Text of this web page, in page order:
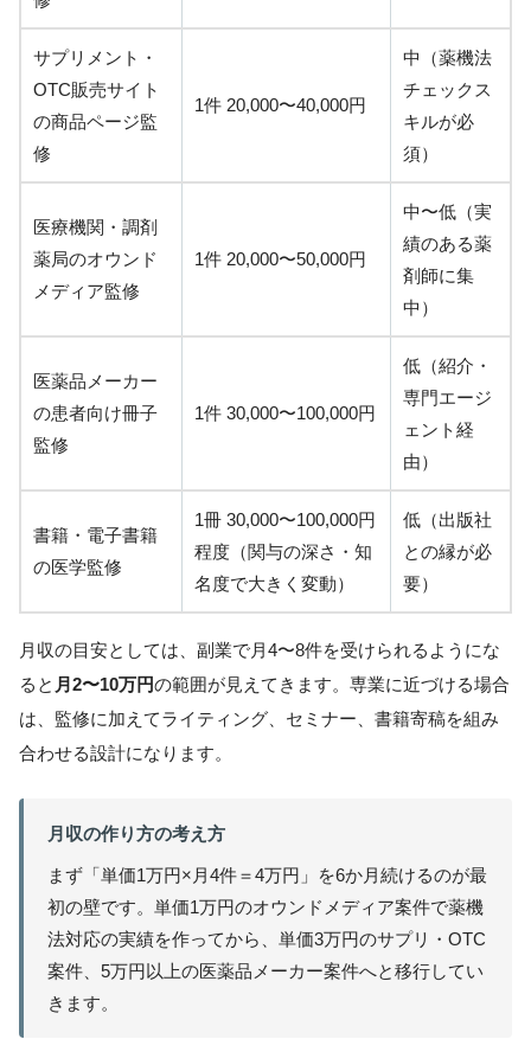
サプリメント・
OTC販売サイト
の商品ページ監
修
1件 20,000〜40,000円
中（薬機法
チェックス
キルが必
須）
医療機関・調剤
薬局のオウンド
メディア監修
1件 20,000〜50,000円
中〜低（実
績のある薬
剤師に集
中）
医薬品メーカー
の患者向け冊子
監修
1件 30,000〜100,000円
低（紹介・
専門エージ
ェント経
由）
書籍・電子書籍
の医学監修
1冊 30,000〜100,000円
程度（関与の深さ・知
名度で大きく変動）
低（出版社
との縁が必
要）
月収の目安としては、副業で月4〜8件を受けられるようにな
ると 月2〜10万円の範囲が見えてきます。専業に近づける場合
は、監修に加えてライティング、セミナー、書籍寄稿を組み
合わせる設計になります。
月収の作り方の考え方
まず「単価1万円×月4件＝4万円」を6か月続けるのが最
初の壁です。単価1万円のオウンドメディア案件で薬機
法対応の実績を作ってから、単価3万円のサプリ・OTC
案件、5万円以上の医薬品メーカー案件へと移行してい
きます。